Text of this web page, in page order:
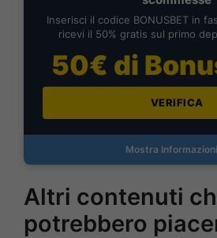
Inserisci il codice BONUSBET in
ricevi il 50% gratis sul primo
50€ di
VERIFICA
Mostra Informazioni
Altri contenuti
potrebbero